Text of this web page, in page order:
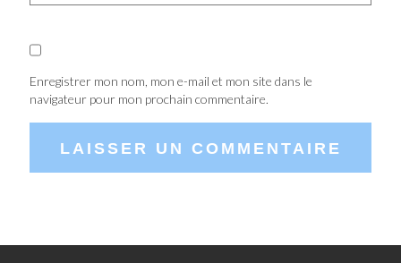
Enregistrer mon nom, mon e-mail et mon site dans le
navigateur pour mon prochain commentaire.